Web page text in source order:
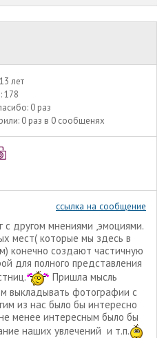
13 лет
178
0 раз
0 раз в 0 сообщенях
ссылка на сообщение
другом мнениями ,эмоциями.
мест( которые мы здесь в
конечно создают частичную
для полного представления
Пришла мысль
выкладывать фотографии с
из нас было бы интересно
менее интересным было бы
наших увлечений и т.п.